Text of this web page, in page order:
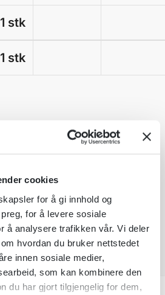
cookies
for å gi innhold og
for å levere sosiale
å analysere trafikken vår. Vi deler
hvordan du bruker nettstedet
innen sosiale medier,
som kan kombinere den
du har gjort tilgjengelig for dem,
1 stk
1 stk
trygg betaling